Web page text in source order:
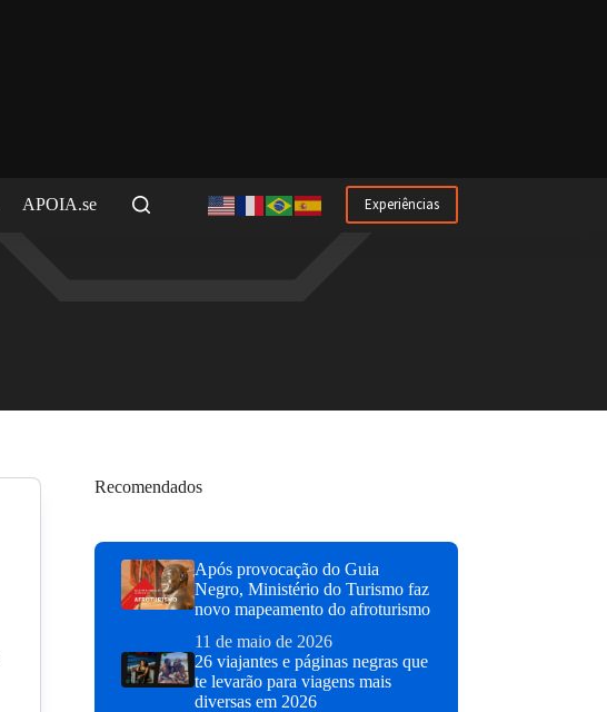
APOIA.se Experiências
Recomendados
Após provocação do Guia
Negro, Ministério do Turismo faz
novo mapeamento do afroturismo
11 de maio de 2026
26 viajantes e páginas negras que
te levarão para viagens mais
diversas em 2026